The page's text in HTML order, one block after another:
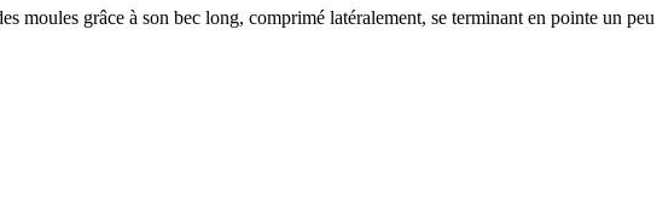
moules grâce à son bec long, comprimé latéralement, se terminant en pointe un